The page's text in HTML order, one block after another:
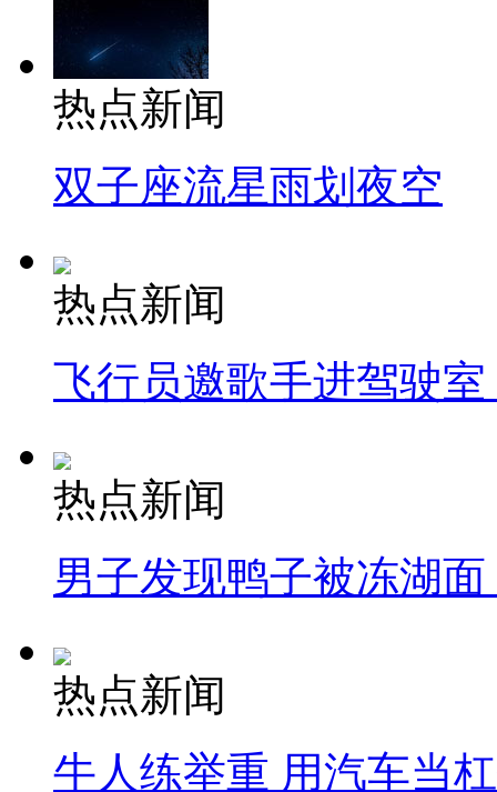
热点新闻
双子座流星雨划夜空
热点新闻
飞行员邀歌手进驾驶
热点新闻
男子发现鸭子被冻湖
热点新闻
牛人练举重 用汽车当